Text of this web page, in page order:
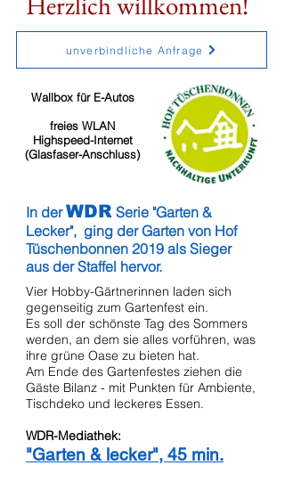
unverbindliche Anfrage
Wallbox für E-Autos
freies WLAN
Highspeed-Internet
(Glasfaser-Anschluss)
In derWDR Serie "Garten &
Lecker", ging der Garten von Hof
Tüschenbonnen 2019 als Sieger
aus der Staffel hervor.
Vier Hobby-Gärtnerinnen laden sich
gegenseitig zum Gartenfest ein.
Es soll der schönste Tag des Sommers
werden, an dem sie alles vorführen, was
ihre grüne Oase zu bieten hat.
Am Ende des Gartenfestes ziehen die
Gäste Bilanz - mit Punkten für Ambiente,
Tischdeko und leckeres Essen.
WDR-Mediathek:
"Garten & lecker", 45 min.